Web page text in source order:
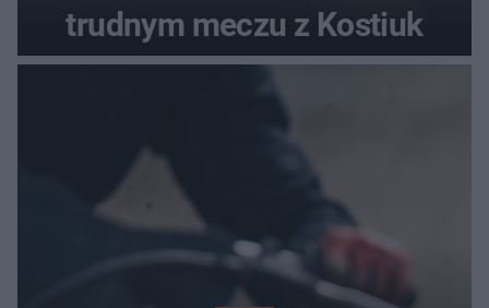
trudnym meczu z Kostiuk